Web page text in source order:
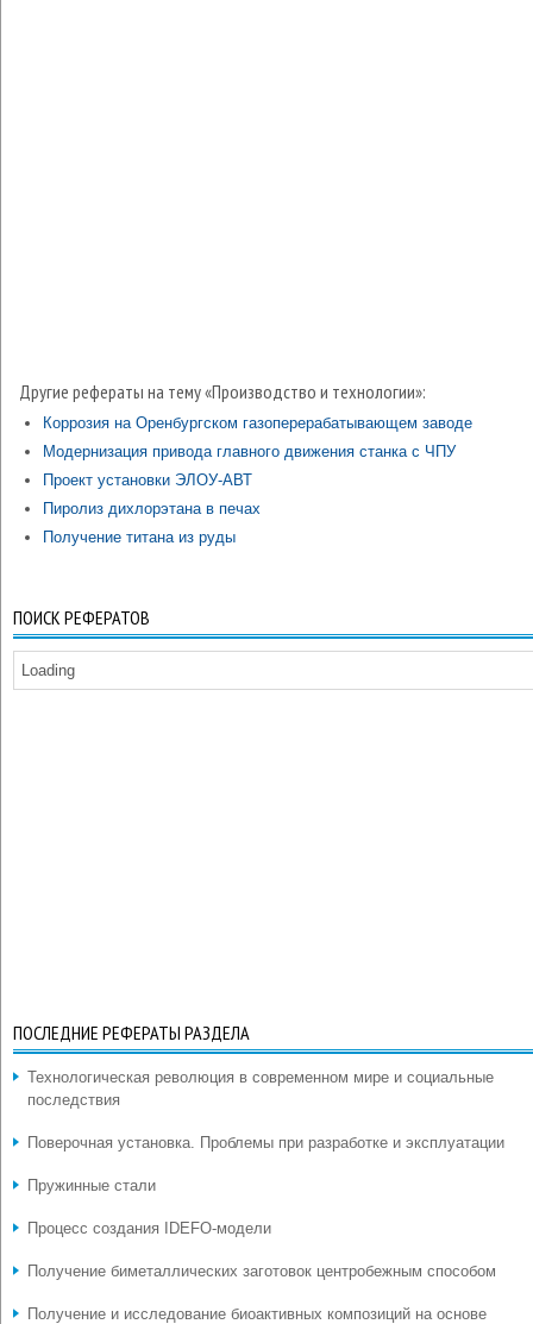
Другие рефераты на тему «Производство и технологии»:
Коррозия на Оренбургском газоперерабатывающем заводе
Модернизация привода главного движения станка с ЧПУ
Проект установки ЭЛОУ-АВТ
Пиролиз дихлорэтана в печах
Получение титана из руды
ПОИСК РЕФЕРАТОВ
Loading
ПОСЛЕДНИЕ РЕФЕРАТЫ РАЗДЕЛА
Технологическая революция в современном мире и социальные
последствия
Поверочная установка. Проблемы при разработке и эксплуатации
Пружинные стали
Процесс создания IDEFO-модели
Получение биметаллических заготовок центробежным способом
Получение и исследование биоактивных композиций на основе